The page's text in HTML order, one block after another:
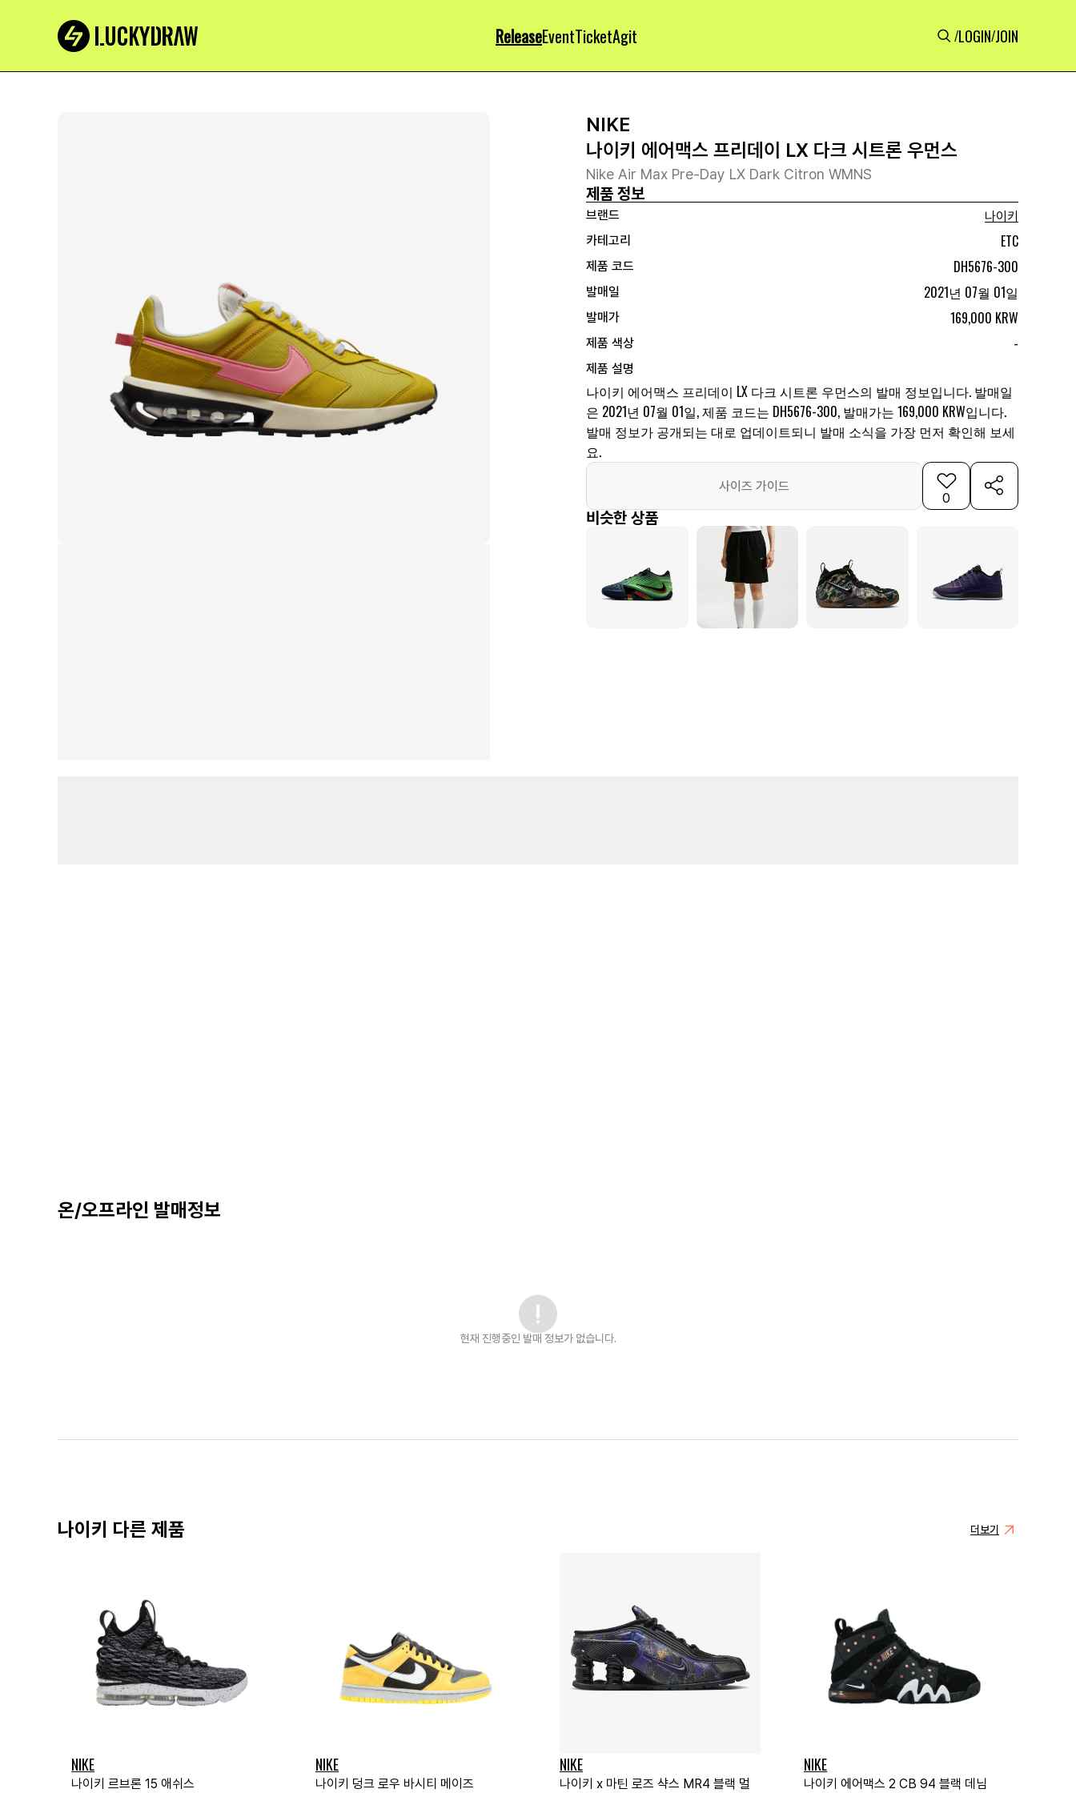
ReleaseEventTicketAgit /LOGIN/JOIN
NIKE
나이키 에어맥스 프리데이 LX 다크 시트론 우먼스
Nike Air Max Pre-Day LX Dark Citron WMNS
제품 정보
브랜드
나이키
카테고리
ETC
제품 코드 DH5676-300
발매일 2021년 07월 01일
발매가 169,000 KRW
제품 색상 -
제품 설명
나이키 에어맥스 프리데이 LX 다크 시트론 우먼스의 발매 정보입니다. 발매일
은 2021년 07월 01일, 제품 코드는 DH5676-300, 발매가는 169,000 KRW입니다.
발매 정보가 공개되는 대로 업데이트되니 발매 소식을 가장 먼저 확인해 보세
요.
사이즈 가이드
0
비슷한 상품
온/오프라인 발매정보
현재 진행중인 발매 정보가 없습니다.
나이키 다른 제품 더보기
NIKE
나이키 르브론 15 애쉬스
NIKE
나이키 덩크 로우 바시티 메이즈
NIKE
나이키 x 마틴 로즈 샥스 MR4 블랙 멀
NIKE
나이키 에어맥스 2 CB 94 블랙 데님